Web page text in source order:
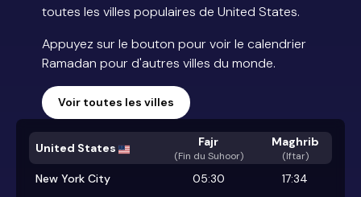
toutes les villes populaires de United States.
Appuyez sur le bouton pour voir le calendrier
Ramadan pour d'autres villes du monde.
Voir toutes les villes
United States Fajr
(Fin du Suhoor)
Maghrib
(Iftar)
New York City 05:30
17:34